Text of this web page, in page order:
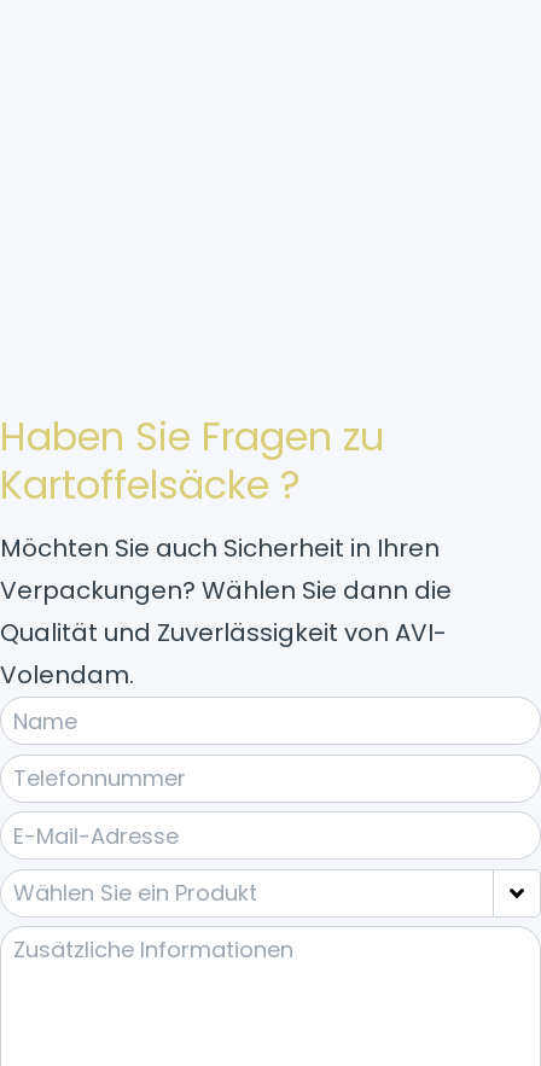
Haben Sie Fragen zu
Kartoffelsäcke ?
Möchten Sie auch Sicherheit in Ihren
Verpackungen? Wählen Sie dann die
Qualität und Zuverlässigkeit von AVI-
Volendam.